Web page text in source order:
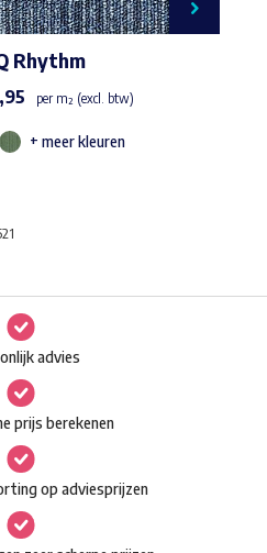
Rhythm
per m² (excl. btw)
Dit
Deze
optie
kan
gekozen
worden
op
de
productpagina
+ meer kleuren
advies
prijs berekenen
op adviesprijzen